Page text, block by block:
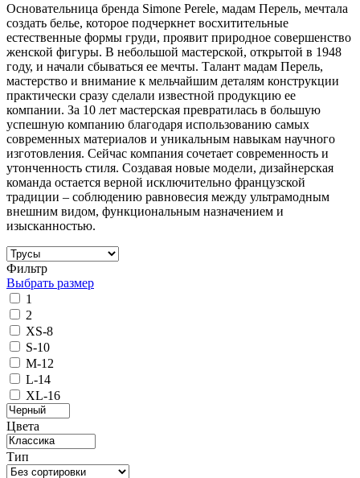
Основательница бренда Simone Perele, мадам Перель, мечтала
создать белье, которое подчеркнет восхитительные
естественные формы груди, проявит природное совершенство
женской фигуры. В небольшой мастерской, открытой в 1948
году, и начали сбываться ее мечты. Талант мадам Перель,
мастерство и внимание к мельчайшим деталям конструкции
практически сразу сделали известной продукцию ее
компании. За 10 лет мастерская превратилась в большую
успешную компанию благодаря использованию самых
современных материалов и уникальным навыкам научного
изготовления. Сейчас компания сочетает современность и
утонченность стиля. Создавая новые модели, дизайнерская
команда остается верной исключительно французской
традиции – соблюдению равновесия между ультрамодным
внешним видом, функциональным назначением и
изысканностью.
Фильтр
Выбрать размер
1
2
XS-8
S-10
M-12
L-14
XL-16
Цвета
Тип